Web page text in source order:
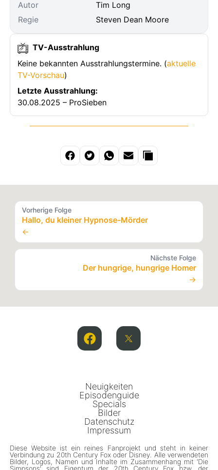
Autor
Tim Long
Regie
Steven Dean Moore
TV-Ausstrahlung
Keine bekannten Ausstrahlungstermine. (aktuelle
TV-Vorschau)
Letzte Ausstrahlung:
30.08.2025 – ProSieben
Vorherige Folge
Hallo, du kleiner Hypnose-Mörder
←
Nächste Folge
Der hungrige, hungrige Homer
→
Neuigkeiten
Episodenguide
Specials
Bilder
Datenschutz
Impressum
Diese Website ist ein reines Fanprojekt und steht in keiner
Verbindung zu 20th Century Fox oder Disney. Alle verwendeten
Bilder, Logos, Namen und Inhalte im Zusammenhang mit 'Die
Simpsons' sind Eigentum der 20th Century Fox bzw. der